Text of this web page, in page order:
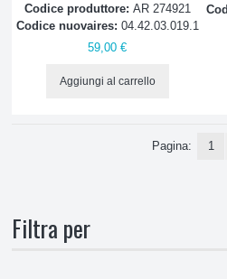
Codice produttore: AR 274921
Codice nuovaires: 04.42.03.019.1
59,00 €
Aggiungi al carrello
Pagina: 1
Filtra per